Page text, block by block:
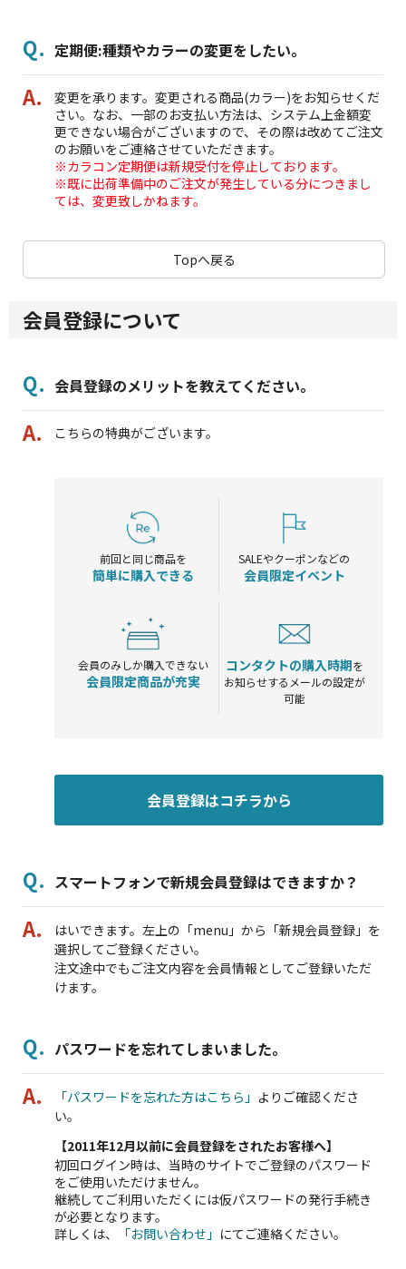
定期便:種類やカラーの変更をしたい。
変更を承ります。変更される商品(カラー)をお知らせくだ
さい。なお、一部のお支払い方法は、システム上金額変
更できない場合がございますので、その際は改めてご注文
のお願いをご連絡させていただきます。
※カラコン定期便は新規受付を停止しております。
※既に出荷準備中のご注文が発生している分につきまし
ては、変更致しかねます。
Topへ戻る
会員登録について
会員登録のメリットを教えてください。
こちらの特典がございます。
前回と同じ商品を
簡単に購入できる
SALEやクーポンなどの
会員限定イベント
会員のみしか購入できない
会員限定商品が充実
コンタクトの購入時期を
お知らせするメールの設定が
可能
会員登録はコチラから
スマートフォンで新規会員登録はできますか？
はいできます。左上の「menu」から「新規会員登録」を
選択してご登録ください。
注文途中でもご注文内容を会員情報としてご登録いただ
けます。
パスワードを忘れてしまいました。
「パスワードを忘れた方はこちら」 よりご確認くださ
い。
【2011年12月以前に会員登録をされたお客様へ】
初回ログイン時は、当時のサイトでご登録のパスワード
をご使用いただけません。
継続してご利用いただくには仮パスワードの発行手続き
が必要となります。
詳しくは、
「お問い合わせ」 にてご連絡ください。